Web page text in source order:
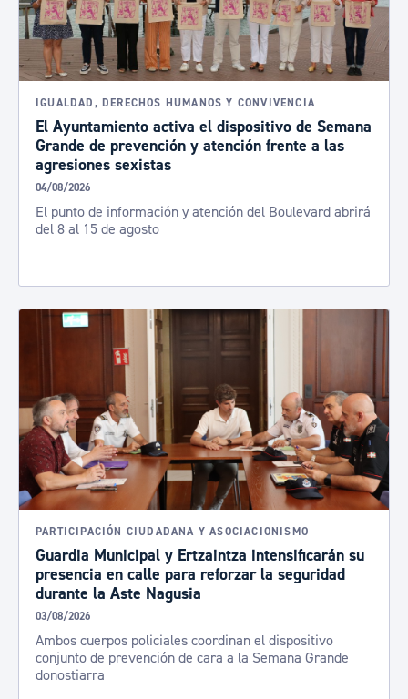
IGUALDAD, DERECHOS HUMANOS Y CONVIVENCIA
El Ayuntamiento activa el dispositivo de Semana
Grande de prevención y atención frente a las
agresiones sexistas
04/08/2026
El punto de información y atención del Boulevard abrirá
del 8 al 15 de agosto
PARTICIPACIÓN CIUDADANA Y ASOCIACIONISMO
Guardia Municipal y Ertzaintza intensificarán su
presencia en calle para reforzar la seguridad
durante la Aste Nagusia
03/08/2026
Ambos cuerpos policiales coordinan el dispositivo
conjunto de prevención de cara a la Semana Grande
donostiarra